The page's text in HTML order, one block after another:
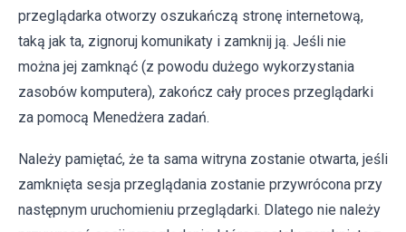
przeglądarka otworzy oszukańczą stronę internetową,
taką jak ta, zignoruj komunikaty i zamknij ją. Jeśli nie
można jej zamknąć (z powodu dużego wykorzystania
zasobów komputera), zakończ cały proces przeglądarki
za pomocą Menedżera zadań.
Należy pamiętać, że ta sama witryna zostanie otwarta, jeśli
zamknięta sesja przeglądania zostanie przywrócona przy
następnym uruchomieniu przeglądarki. Dlatego nie należy